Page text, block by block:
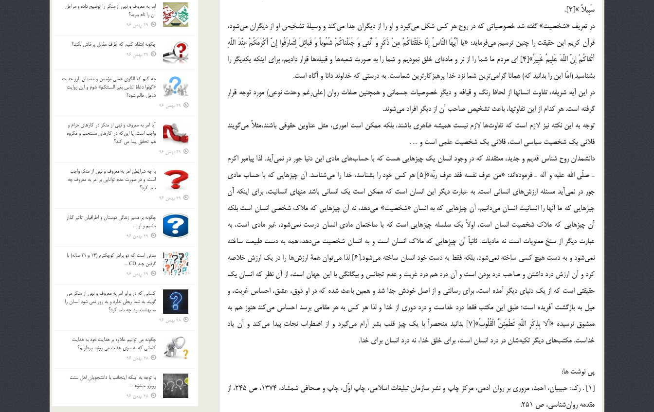
سَبِيلاً »[3].
در تعريف «شخصيت» گفته شد خصوصياتي كه در روح هر كس شكل مي‌گيرد و او را از ديگران جدا مي‌كند و وسيلة تشخيص او از ديگران مي‌شود،
قرآن كريم اين حقيقت را چنين ترسيم مي‌فرمايد: «يا أَيُّهَا النَّاسُ إِنَّا خَلَقْناكُمْ مِنْ ذَكَرٍ وَ أُنْثى وَ جَعَلْناكُمْ شُعُوباً وَ قَبائِلَ لِتَعارَفُوا إِنَّ أَكْرَمَكُمْ عِنْدَ اللَّهِ
أَتْقاكُمْ إِنَّ اللَّهَ عَلِيمٌ خَبِيرٌ»[4] اي مردم ما شما را از نر و ماده‌اي خلق نموديم و شما را به صورت شعبه‌ها و قبيله‌ها قرار داديم، براي اينكه يكديگر را
بشناسيد (امّا اين را بدانيد كه) همانا گرامي‌ترين شما نزد خدا پرهيزكارترين شماست. به درستي كه خداوند دانا و آگاه است.
در اين آيه شريفه، تفاوت انسانها از لحاظ رنگ و قيافه و ديگر خصوصيات جسماني و همچنين صفات روان (علي‌رغم وحدت نوعي) مورد توجه قرار
گرفته است. هر كدام از اين تفاوتها، باعث تشخيص صاحب آن از ديگر افراد مي‌شوند.
توجه به اين نكته نيز لازم است كه تفاوت‌ها لازم نيست هميشه ظاهري باشند، بلكه ممكن است اموري، مثل عناوين حقوقي باشند،مثلاً مي‌گويند
فلاني يك شخصيت سياسي است، فلاني يك شخصيت علمي است و … .
دانشمدان روح شناس قديم و جديد، معتقدند كه در وجود انسان يك چيزهايي هست كه با حساب‌هاي مادي اين دنيا جور در نمي‌آيد. لذا پيامبر اكرم
ـ صلّي الله عليه و آله ـ فرموده‌اند: «من عرف نفسه فقد عرف ربّه»[5] هر كس خود را بشناسد، خدا را مي‌شناسد. آن چيزهايي كه با حساب مادي
جور در نمي‌آيد مسئله ارزش‌هاي انساني است. به عبارت ديگر اين انسان است كه ممكن است يك انساني باشد منهاي انسانيت، براي اينكه آن
چيزهايي كه ما آنها را انسانيت انسان مي‌دانيم، آن چيزهايي كه به انسان «شخصيت» مي‌دهد، نه آن چيزهايي كه ملاك شخصي انسان است بلكه
آن چيزهايي كه ملاك شخصيت انسان است، اولاً يك سلسله چيزهايي است كه با ساختمان مادي انسان درست نمي‌شود، غير مادي است، به
عبارت ديگر از سنخ معنويات است نه ماديات. ثانياً آن چيزهايي كه ملاك انسان است و به انسان شخصيت مي‌دهد، همه به دست طبيعت ساخته
نمي‌شود و به دست هيچ كسي ساخته نمي‌شود، بلكه فقط به دست خود انسان ساخته مي‌شود.[6] لذا مي‌توان همة ارزش‌ها را در يك ارزش خلاصه
كرد و آن ارزش درد داشتن و صاحب درد بودن است و آن درد هم درد غربت و عدم تجانس و بيگانگي با اين جهان است، از آن نظر كه انسان يك
حقيقتي است كه از يك دنياي ديگر آمده است، براي رسالتي و از اصل خودش جدا شد و همين باعث شده كه در او ذوق، عشق، احساس غربت، و
ميل به بازگشت آفريده است؛ طبق اين مكتب فقط درد خداست و درد دوري از خدا و لذا هر كس به هر مقامي برسد احساس مي‌كند هنوز هم به
معشوق نرسيده «أَلا بِذِكْرِ اللَّهِ تَطْمَئِنُّ الْقُلُوبُ»[7] بدانيد منحصراً با يك چيز قلب بشر آرام مي‌گيرد و از اضطراب نجات پيدا مي‌كند و آن ياد
خداست. مكتب‌هاي ديگر تكيه‌شان در درد انسان است، براي خلق خدا، نه درد انسان براي خدا.
پي نوشت ها:
[1] . رك: حبيبيان، احمد، مروري بر روان آدمي، مركز چاپ و نشر سازمان تبليغات اسلامي، چاپ اوّل، چاپ و صحافي شمشاد، 1374، ص 245، از
مقدمه روان‌شناسي، ص 251.
امر به معروف و نهي از منكر را توضيح داده و مراحل
آن را نام ببريد؟
29 بهمن 96
چگونه انتقاد كنيم كه طرف مقابل پرخاش نكند؟
29 بهمن 96
چه كنم كه الگوي عملي مؤمنين و مصداق بارز حديث
«كونوا دعاة الناس بغير السنتكم» شوم و اين روايت
شامل حالم شود؟
29 بهمن 96
آيا امر به معروف و نهي از منكر در كارهاي حرام و
واجب است، يا اين‌كه در كارهاي مستحب و مكروه
هم تحقق پيدا مي كند؟
29 بهمن 96
با چه شرايطي امر به معروف و نهي از منکر واجب
است، و در صورت عدم توانايي بر امر به معروف چه
بايد کرد؟
29 بهمن 96
چگونه بر مسير زندگي دوستان و اطرافيان تاثير گذار
باشيم و از …
29 بهمن 96
مدتي است كه دو برادر كوچكترم (14 و 21 ساله) با
گرفتن چند CD …
29 بهمن 96
كساني كه در برابر امر به معروف و نهي از منكر مي
گويند به شما ربطي ندارد و به زور نمي شود انسان را
به بهشت برد، چه بايد كرد؟
28 بهمن 96
چگونه مي توانيم علاوه بر هدايت خود به هدايت
كساني كه به سوي غفلت مي روند، بپردازيم؟
28 بهمن 96
با توجه به اينكه اينجانب با دانشجويان اهل سنت
روبرو مي‎شوم، …
28 بهمن 96